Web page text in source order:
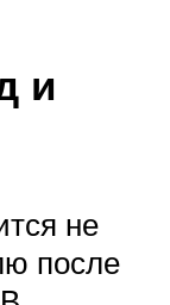
и
не
после